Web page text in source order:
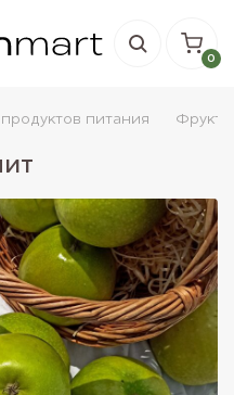
0
питания Фрукты